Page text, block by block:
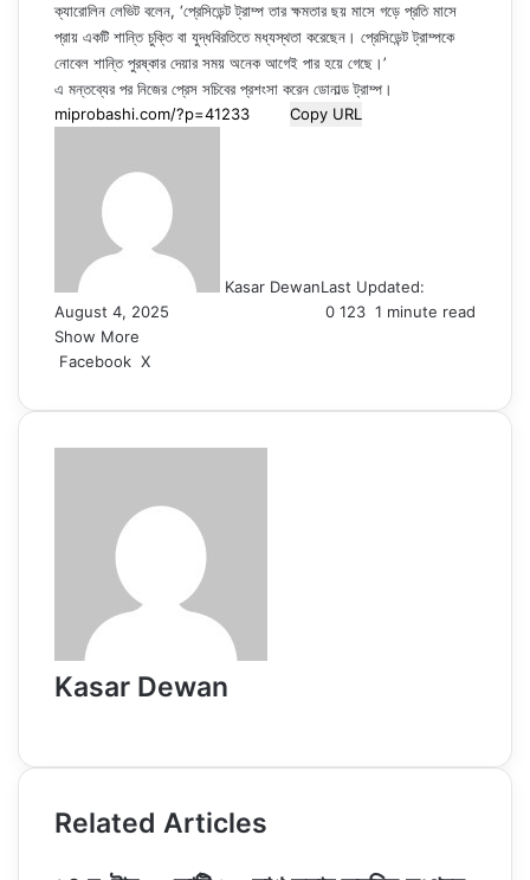
ক্যারোলিন লেভিট বলেন, ‘প্রেসিডেন্ট ট্রাম্প তার ক্ষমতার ছয় মাসে গড়ে প্রতি মাসে
প্রায় একটি শান্তি চুক্তি বা যুদ্ধবিরতিতে মধ্যস্থতা করেছেন। প্রেসিডেন্ট ট্রাম্পকে
নোবেল শান্তি পুরষ্কার দেয়ার সময় অনেক আগেই পার হয়ে গেছে।’
এ মন্তব্যের পর নিজের প্রেস সচিবের প্রশংসা করেন ডোনাল্ড ট্রাম্প।
Copy URL
Kasar DewanLast Updated:
August 4, 2025
0 123 1 minute read
Show More
Facebook X
Email
Kasar Dewan
Related Articles